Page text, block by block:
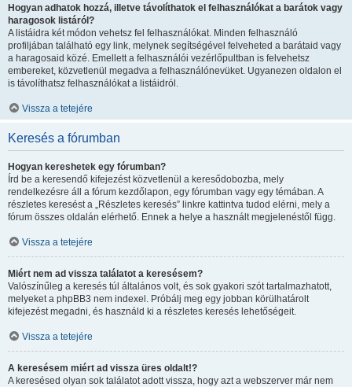
Hogyan adhatok hozzá, illetve távolíthatok el felhasználókat a barátok vagy
haragosok listáról?
A listáidra két módon vehetsz fel felhasználókat. Minden felhasználó
profiljában található egy link, melynek segítségével felveheted a barátaid vagy
a haragosaid közé. Emellett a felhasználói vezérlőpultban is felvehetsz
embereket, közvetlenül megadva a felhasználónevüket. Ugyanezen oldalon el
is távolíthatsz felhasználókat a listáidról.
Vissza a tetejére
Keresés a fórumban
Hogyan kereshetek egy fórumban?
Írd be a keresendő kifejezést közvetlenül a keresődobozba, mely
rendelkezésre áll a fórum kezdőlapon, egy fórumban vagy egy témában. A
részletes keresést a „Részletes keresés” linkre kattintva tudod elérni, mely a
fórum összes oldalán elérhető. Ennek a helye a használt megjelenéstől függ.
Vissza a tetejére
Miért nem ad vissza találatot a keresésem?
Valószínűleg a keresés túl általános volt, és sok gyakori szót tartalmazhatott,
melyeket a phpBB3 nem indexel. Próbálj meg egy jobban körülhatárolt
kifejezést megadni, és használd ki a részletes keresés lehetőségeit.
Vissza a tetejére
A keresésem miért ad vissza üres oldalt!?
A keresésed olyan sok találatot adott vissza, hogy azt a webszerver már nem